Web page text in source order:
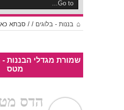
בננות - בלוגים /
/ סבתא
שמורת מגדלי הבננות
מטס
הדס